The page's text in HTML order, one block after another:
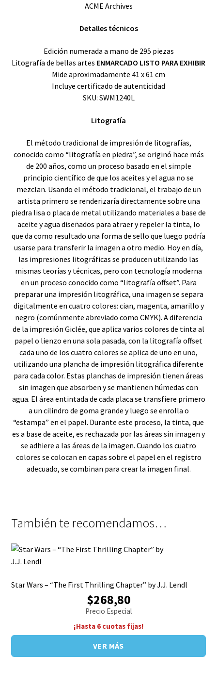
ACME Archives
Detalles técnicos
Edición numerada a mano de 295 piezas
Litografía de bellas artes ENMARCADO LISTO PARA EXHIBIR
Mide aproximadamente 41 x 61 cm
Incluye certificado de autenticidad
SKU: SWM1240L
Litografía
El método tradicional de impresión de litografías,
conocido como “litografía en piedra”, se originó hace más
de 200 años, como un proceso basado en el simple
principio científico de que los aceites y el agua no se
mezclan. Usando el método tradicional, el trabajo de un
artista primero se renderizaría directamente sobre una
piedra lisa o placa de metal utilizando materiales a base de
aceite y agua diseñados para atraer y repeler la tinta, lo
que da como resultado una forma de sello que luego podría
usarse para transferir la imagen a otro medio. Hoy en día,
las impresiones litográficas se producen utilizando las
mismas teorías y técnicas, pero con tecnología moderna
en un proceso conocido como “litografía offset”. Para
preparar una impresión litográfica, una imagen se separa
digitalmente en cuatro colores: cian, magenta, amarillo y
negro (comúnmente abreviado como CMYK). A diferencia
de la impresión Giclée, que aplica varios colores de tinta al
papel o lienzo en una sola pasada, con la litografía offset
cada uno de los cuatro colores se aplica de uno en uno,
utilizando una plancha de impresión litográfica diferente
para cada color. Estas planchas de impresión tienen áreas
sin imagen que absorben y se mantienen húmedas con
agua. El área entintada de cada placa se transfiere primero
a un cilindro de goma grande y luego se enrolla o
“estampa” en el papel. Durante este proceso, la tinta, que
es a base de aceite, es rechazada por las áreas sin imagen y
se adhiere a las áreas de la imagen. Cuando los cuatro
colores se colocan en capas sobre el papel en el registro
adecuado, se combinan para crear la imagen final.
También te recomendamos…
Star Wars – “The First Thrilling Chapter” by J.J. Lendl
$268,80
Precio Especial
¡Hasta 6 cuotas fijas!
VER MÁS